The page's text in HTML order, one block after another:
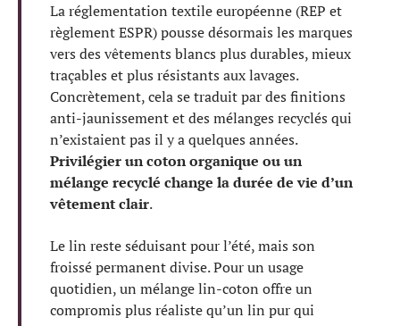
La réglementation textile européenne (REP et
règlement ESPR) pousse désormais les marques
vers des vêtements blancs plus durables, mieux
traçables et plus résistants aux lavages.
Concrètement, cela se traduit par des finitions
anti-jaunissement et des mélanges recyclés qui
n’existaient pas il y a quelques années.
Privilégier un coton organique ou un
mélange recyclé change la durée de vie d’un
vêtement clair.
Le lin reste séduisant pour l’été, mais son
froissé permanent divise. Pour un usage
quotidien, un mélange lin-coton offre un
compromis plus réaliste qu’un lin pur qui